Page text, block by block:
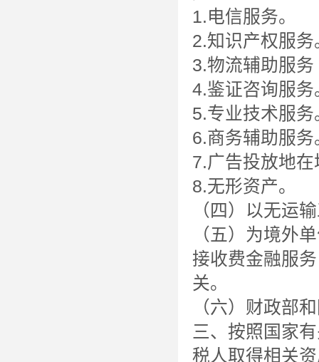
1.电信服务。
2.知识产权服务
3.物流辅助服
4.鉴证咨询服务
5.专业技术服务
6.商务辅助服务
7.广告投放地
8.无形资产。
（四）以无运
（五）为境外
接收费金融服
关。
（六）财政部
三、按照国家
税人取得相关